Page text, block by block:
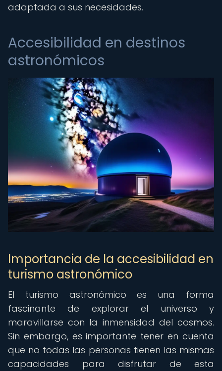
adaptada a sus necesidades.
Accesibilidad en destinos
astronómicos
Importancia de la accesibilidad en
turismo astronómico
El turismo astronómico es una forma
fascinante de explorar el universo y
maravillarse con la inmensidad del cosmos.
Sin embargo, es importante tener en cuenta
que no todas las personas tienen las mismas
capacidades para disfrutar de esta